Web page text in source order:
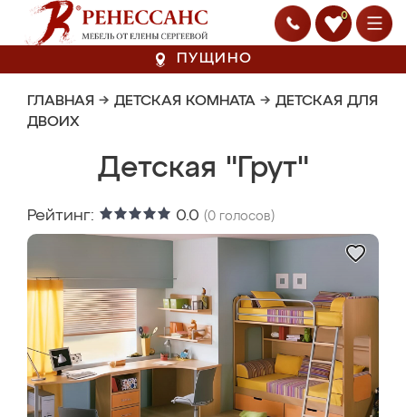
0
ПУЩИНО
ГЛАВНАЯ → ДЕТСКАЯ КОМНАТА → ДЕТСКАЯ ДЛЯ
ДВОИХ
Детская "Грут"
Рейтинг: 0.0 (0 голосов)